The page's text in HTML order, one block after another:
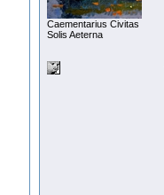
Сaementarius Civitas
Solis Aeterna